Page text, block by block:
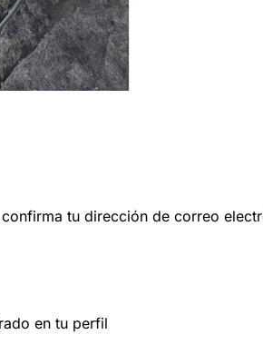
tu dirección de correo
en tu perfil